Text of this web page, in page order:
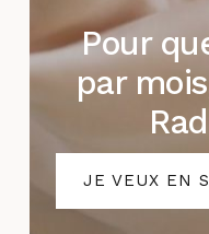
Pour
par
JE VEUX EN